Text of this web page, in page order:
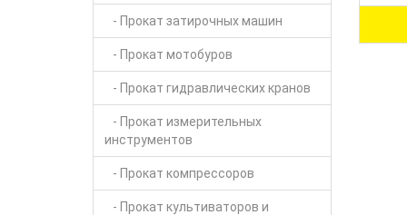
- Прокат затирочных машин
- Прокат мотобуров
- Прокат гидравлических кранов
- Прокат измерительных
инструментов
- Прокат компрессоров
- Прокат культиваторов и